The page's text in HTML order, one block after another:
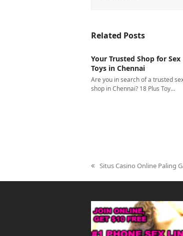
Related Posts
Your Trusted Shop for Sex
Toys in Chennai
Are you in search of a trusted
shop in Chennai? 18 Plus Toy…
previous
post:
Situs Casino Online Paling